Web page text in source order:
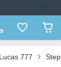
777